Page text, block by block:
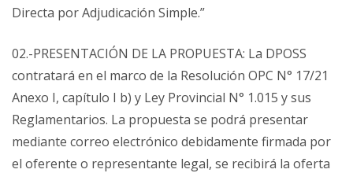
Directa por Adjudicación Simple.”
02.-PRESENTACIÓN DE LA PROPUESTA: La DPOSS
contratará en el marco de la Resolución OPC N° 17/21
Anexo I, capítulo I b) y Ley Provincial N° 1.015 y sus
Reglamentarios. La propuesta se podrá presentar
mediante correo electrónico debidamente firmada por
el oferente o representante legal, se recibirá la oferta